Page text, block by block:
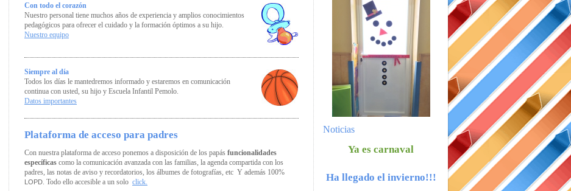
Con todo el corazón
Nuestro personal tiene muchos años de experiencia y amplios conocimientos
pedagógicos para ofrecer el cuidado y la formación óptimos a su hijo.
Nuestro equipo
Siempre al día
Todos los días le mantedremos informado y estaremos en comunicación
continua con usted, su hijo y Escuela Infantil Pemolo.
Datos importantes
Plataforma de acceso para padres
Con nuestra plataforma de acceso ponemos a disposición de los papás funcionalidades
específicas como la comunicación avanzada con las familias, la agenda compartida con los
padres, las notas de aviso y recordatorios, los álbumes de fotografías, etc Y además 100%
LOPD . Todo ello accesible a un solo click.
Noticias
Ya es carnaval
Ha llegado el invierno!!!